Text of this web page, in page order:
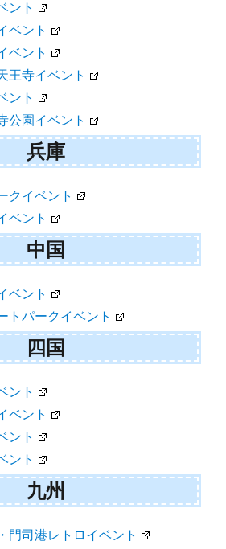
ント
ベント
ベント
王寺イベント
ント
公園イベント
兵庫
クイベント
ベント
中国
ベント
トパークイベント
四国
ント
ベント
ント
ント
九州
門司港レトロイベント